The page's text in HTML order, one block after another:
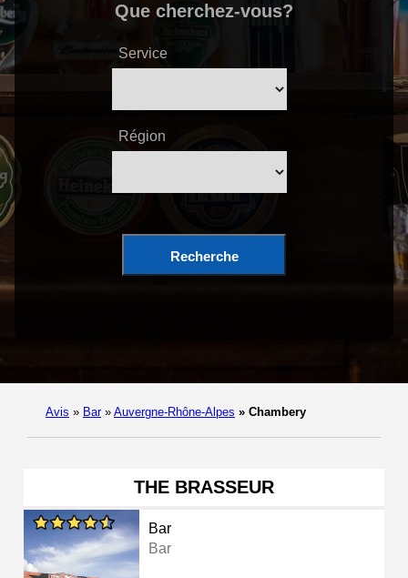
Que cherchez-vous?
Service
Région
Recherche
Avis » Bar » Auvergne-Rhône-Alpes » Chambery
THE BRASSEUR
Bar
Bar